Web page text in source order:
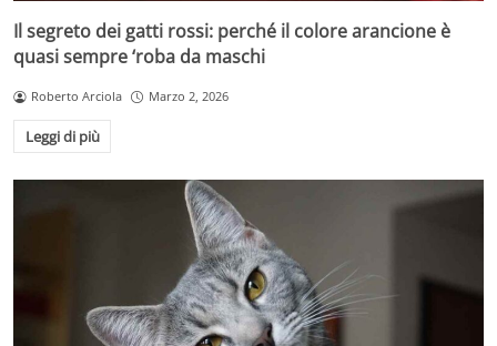
Il segreto dei gatti rossi: perché il colore arancione è
quasi sempre ‘roba da maschi
Roberto Arciola Marzo 2, 2026
Leggi di più